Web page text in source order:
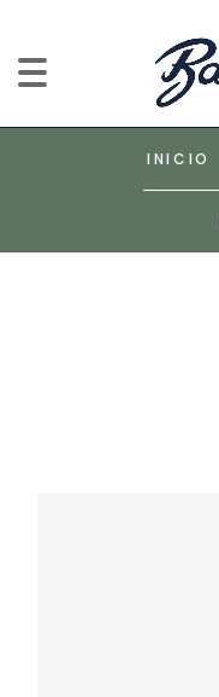
INICIO